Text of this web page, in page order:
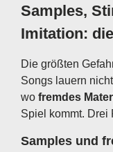
Samples,
Imitation:
Die größten
Songs lauern
wo fremdes
Spiel kommt. Drei
Samples und